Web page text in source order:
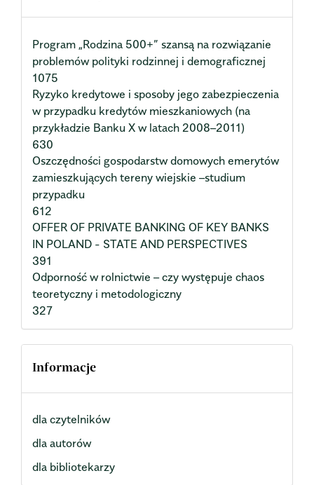
Program „Rodzina 500+” szansą na rozwiązanie
problemów polityki rodzinnej i demograficznej
1075
Ryzyko kredytowe i sposoby jego zabezpieczenia
w przypadku kredytów mieszkaniowych (na
przykładzie Banku X w latach 2008–2011)
630
Oszczędności gospodarstw domowych emerytów
zamieszkujących tereny wiejskie –studium
przypadku
612
OFFER OF PRIVATE BANKING OF KEY BANKS
IN POLAND - STATE AND PERSPECTIVES
391
Odporność w rolnictwie – czy występuje chaos
teoretyczny i metodologiczny
327
Informacje
dla czytelników
dla autorów
dla bibliotekarzy